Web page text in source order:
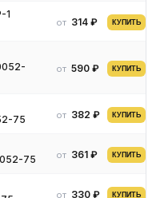
и
1
от 314 ₽ КУПИТЬ
от 590 ₽ КУПИТЬ
75
от 382 ₽ КУПИТЬ
75
от 361 ₽ КУПИТЬ
от 330 ₽ КУПИТЬ